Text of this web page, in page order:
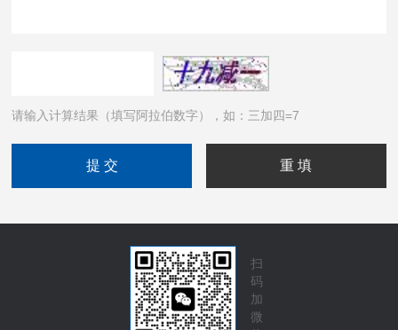
请输入计算结果（填写阿拉伯数字），如：三加四=7
扫
码
加
微